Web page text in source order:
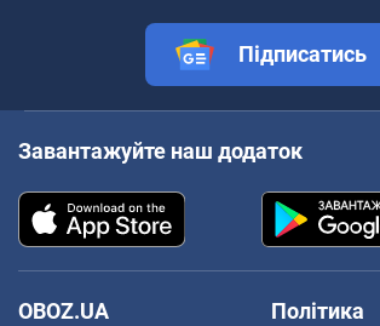
Підписатись
Завантажуйте наш додаток
OBOZ.UA
Політика